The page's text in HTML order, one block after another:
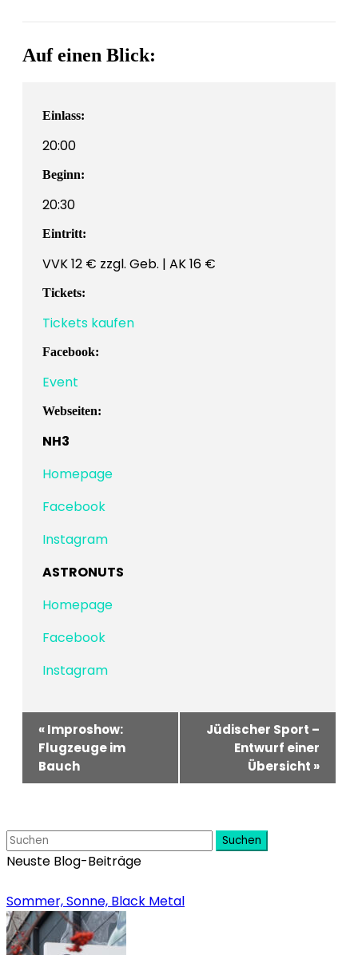
Auf einen Blick:
Einlass:
20:00
Beginn:
20:30
Eintritt:
VVK 12 € zzgl. Geb. | AK 16 €
Tickets:
Tickets kaufen
Facebook:
Event
Webseiten:
NH3
Homepage
Facebook
Instagram
ASTRONUTS
Homepage
Facebook
Instagram
Navigation
«Improshow:
Flugzeuge im
Bauch
Jüdischer Sport –
Entwurf einer
Übersicht »
Suchen
Neuste Blog-Beiträge
Sommer, Sonne, Black Metal